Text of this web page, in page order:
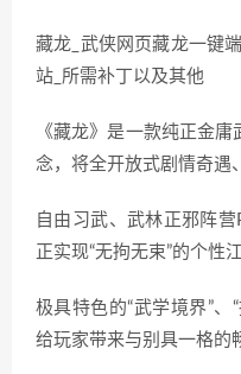
藏龙_武侠网页藏龙一键
站_所需补丁以及其他
《藏龙》是一款纯正金
念，将全开放式剧情奇遇、
自由习武、武林正邪阵
正实现“无拘无束”的个性
极具特色的“武学境界”、
给玩家带来与别具一格的